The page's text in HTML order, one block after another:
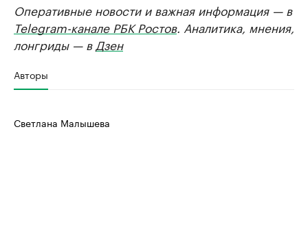
Оперативные новости и важная информация — в
Telegram-канале РБК Ростов. Аналитика, мнения,
лонгриды — в Дзен
Авторы
Светлана Малышева